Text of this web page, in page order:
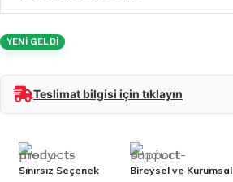
YENİ GELDİ
Teslimat bilgisi için tıklayın
Sınırsız Seçenek Bireysel ve Kurumsal